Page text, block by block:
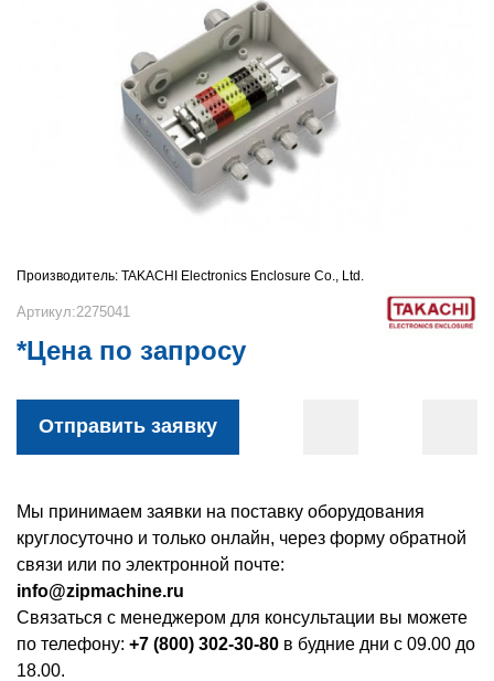
Производитель: TAKACHI Electronics Enclosure Co., Ltd.
Артикул:2275041
*Цена по запросу
Отправить заявку
Мы принимаем заявки на поставку оборудования
круглосуточно и только онлайн, через форму обратной
связи или по электронной почте:
info@zipmachine.ru
Связаться с менеджером для консультации вы можете
по телефону: +7 (800) 302-30-80 в будние дни с 09.00 до
18.00.